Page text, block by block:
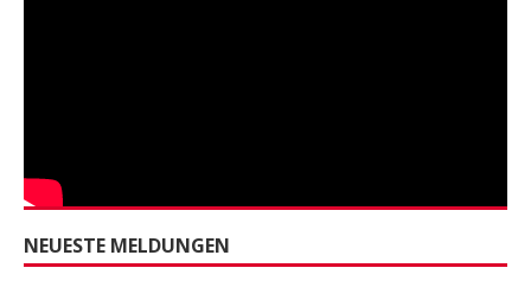
NEUESTE MELDUNGEN